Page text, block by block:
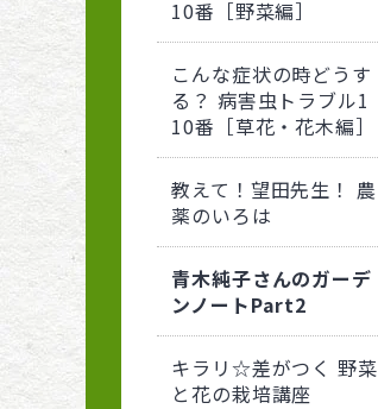
10番［野菜編］
こんな症状の時どうす
る？ 病害虫トラブル1
10番［草花・花木編］
教えて！望田先生！ 農
薬のいろは
青木純子さんのガーデ
ンノートPart2
キラリ☆差がつく 野菜
と花の栽培講座